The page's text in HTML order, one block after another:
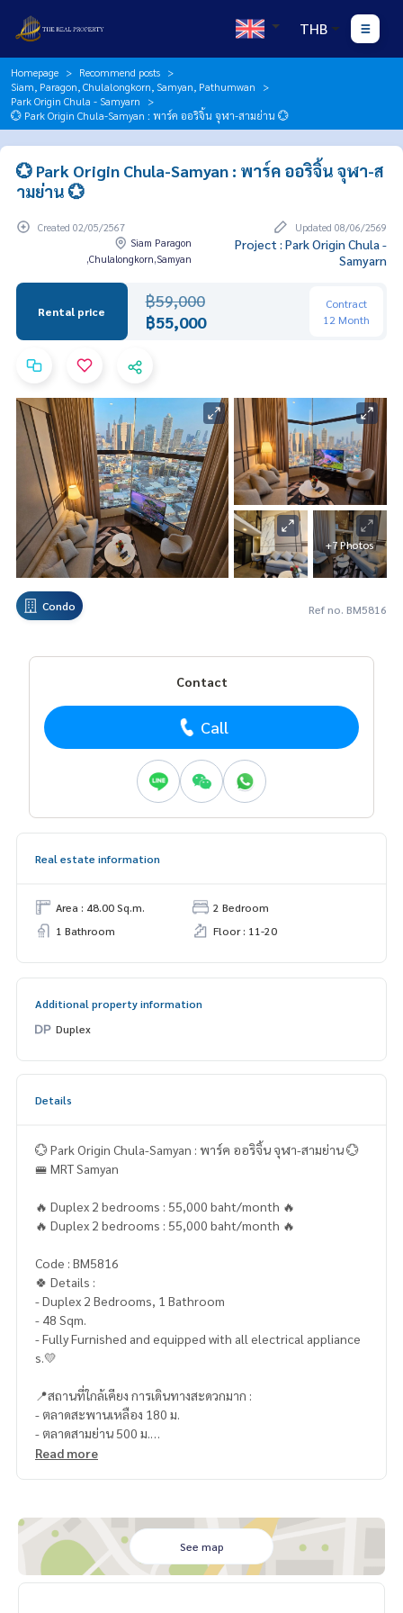
THB
Homepage
Recommend posts
Siam, Paragon, Chulalongkorn, Samyan, Pathumwan
Park Origin Chula - Samyarn
💮 Park Origin Chula-Samyan : พาร์ค ออริจิ้น จุฬา-สามย่าน 💮
💮 Park Origin Chula-Samyan : พาร์ค ออริจิ้น จุฬา-ส
ามย่าน 💮
Created 02/05/2567
Updated 08/06/2569
Siam Paragon
,Chulalongkorn,Samyan
Project : Park Origin Chula -
Samyarn
Rental price
฿59,000
฿55,000
Contract
12 Month
+7 Photos
Condo Ref no. BM5816
Contact
Call
Real estate information
Area : 48.00 Sq.m.
2 Bedroom
1 Bathroom
Floor : 11-20
Additional property information
Duplex
Details
💮 Park Origin Chula-Samyan : พาร์ค ออริจิ้น จุฬา-สามย่าน 💮
🚝 MRT Samyan
🔥 Duplex 2 bedrooms : 55,000 baht/month 🔥
🔥 Duplex 2 bedrooms : 55,000 baht/month 🔥
Code : BM5816
🍀 Details :
- Duplex 2 Bedrooms, 1 Bathroom
- 48 Sqm.
- Fully Furnished and equipped with all electrical appliance
s.💛
📍สถานที่ใกล้เคียง การเดินทางสะดวกมาก :
- ตลาดสะพานเหลือง 180 ม.
- ตลาดสามย่าน 500 ม.
- Zy Walk 900 ม
- Siam Center 3.5 กม.
- รร.สาธิตจุฬาฯ 800 ม.
- จุฬาลงกรณ์มหาวิทยาลัย 900 ม.
- สน.บางรัก 1.7 ม.
Read more
See map